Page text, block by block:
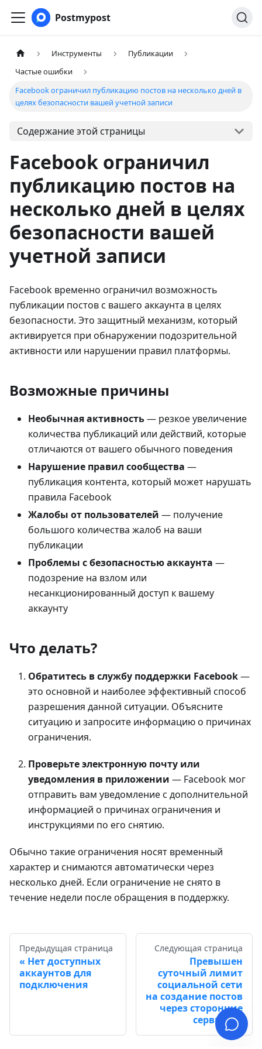
Postmypost
Инструменты
Публикации
Частые ошибки
Facebook ограничил публикацию постов на несколько дней в
целях безопасности вашей учетной записи
Содержание этой страницы
Facebook ограничил
публикацию постов на
несколько дней в целях
безопасности вашей
учетной записи
Facebook временно ограничил возможность
публикации постов с вашего аккаунта в целях
безопасности. Это защитный механизм, который
активируется при обнаружении подозрительной
активности или нарушении правил платформы.
Возможные причины
Необычная активность— резкое увеличение
количества публикаций или действий, которые
отличаются от вашего обычного поведения
Нарушение правил сообщества —
публикация контента, который может нарушать
правила Facebook
Жалобы от пользователей — получение
большого количества жалоб на ваши
публикации
Проблемы с безопасностью аккаунта —
подозрение на взлом или
несанкционированный доступ к вашему
аккаунту
Что делать?
Обратитесь в службу поддержки Facebook—
это основной и наиболее эффективный способ
разрешения данной ситуации. Объясните
ситуацию и запросите информацию о причинах
ограничения.
Проверьте электронную почту или
уведомления в приложении — Facebook мог
отправить вам уведомление с дополнительной
информацией о причинах ограничения и
инструкциями по его снятию.
Обычно такие ограничения носят временный
характер и снимаются автоматически через
несколько дней. Если ограничение не снято в
течение недели после обращения в поддержку.
Предыдущая страница
Нет доступных
аккаунтов для
подключения
Следующая страница
Превышен
суточный лимит
социальной сети
на создание постов
через сторонние
сервисы